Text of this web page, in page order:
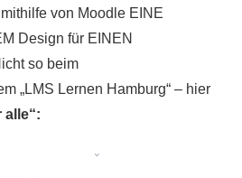
von Moodle EINE
Design für EINEN
so beim
„LMS Lernen Hamburg“ – hier
alle“: